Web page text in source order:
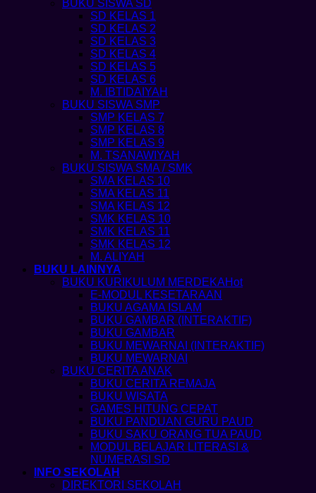
BUKU SISWA SD
SD KELAS 1
SD KELAS 2
SD KELAS 3
SD KELAS 4
SD KELAS 5
SD KELAS 6
M. IBTIDAIYAH
BUKU SISWA SMP
SMP KELAS 7
SMP KELAS 8
SMP KELAS 9
M. TSANAWIYAH
BUKU SISWA SMA / SMK
SMA KELAS 10
SMA KELAS 11
SMA KELAS 12
SMK KELAS 10
SMK KELAS 11
SMK KELAS 12
M. ALIYAH
BUKU LAINNYA
BUKU KURIKULUM MERDEKA
E-MODUL KESETARAAN
BUKU AGAMA ISLAM
BUKU GAMBAR (INTERAKTIF)
BUKU GAMBAR
BUKU MEWARNAI (INTERAKTIF)
BUKU MEWARNAI
BUKU CERITA ANAK
BUKU CERITA REMAJA
BUKU WISATA
GAMES HITUNG CEPAT
BUKU PANDUAN GURU PAUD
BUKU SAKU ORANG TUA PAUD
MODUL BELAJAR LITERASI &
NUMERASI SD
INFO SEKOLAH
DIREKTORI SEKOLAH